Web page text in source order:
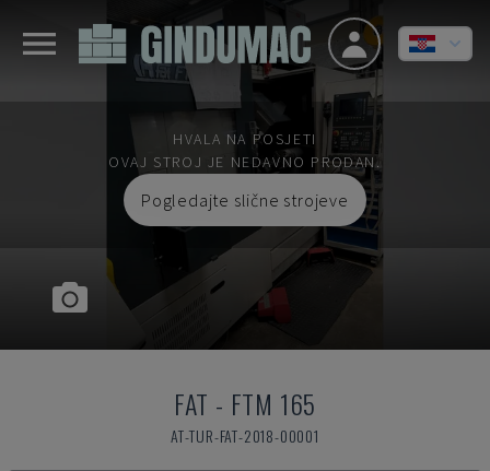
HVALA NA POSJETI
OVAJ STROJ JE NEDAVNO PRODAN.
Pogledajte slične strojeve
FAT - FTM 165
AT-TUR-FAT-2018-00001